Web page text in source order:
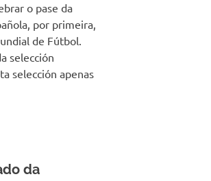
o pase da
por primeira,
de Fútbol.
selección
selección apenas
da